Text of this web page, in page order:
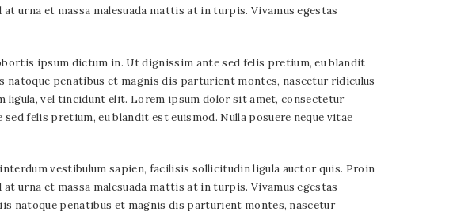
urna et massa malesuada mattis at in turpis. Vivamus egestas
ipsum dictum in. Ut dignissim ante sed felis pretium, eu blandit
natoque penatibus et magnis dis parturient montes, nascetur ridiculus
ligula, vel tincidunt elit. Lorem ipsum dolor sit amet, consectetur
felis pretium, eu blandit est euismod. Nulla posuere neque vitae
vestibulum sapien, facilisis sollicitudin ligula auctor quis. Proin
urna et massa malesuada mattis at in turpis. Vivamus egestas
natoque penatibus et magnis dis parturient montes, nascetur